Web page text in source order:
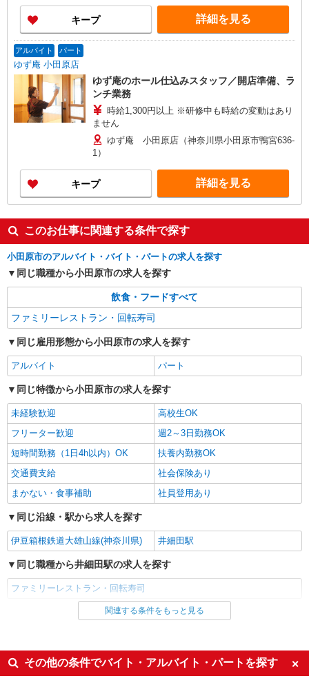
キープ 詳細を見る
アルバイト パート
ゆず庵 小田原店
ゆず庵のホール仕込みスタッフ／開店準備、ラ
ンチ業務
時給1,300円以上 ※研修中も時給の変動はあり
ません
ゆず庵 小田原店（神奈川県小田原市鴨宮636-
1）
キープ 詳細を見る
このお仕事に関連する条件で探す
小田原市のアルバイト・バイト・パートの求人を探す
同じ職種から小田原市の求人を探す
飲食・フードすべて
ファミリーレストラン・回転寿司
同じ雇用形態から小田原市の求人を探す
アルバイト パート
同じ特徴から小田原市の求人を探す
未経験歓迎
高校生OK
フリーター歓迎
週2～3日勤務OK
短時間勤務（1日4h以内）OK
扶養内勤務OK
交通費支給
社会保険あり
まかない・食事補助
社員登用あり
同じ沿線・駅から求人を探す
伊豆箱根鉄道大雄山線(神奈川県) 井細田駅
同じ職種から井細田駅の求人を探す
ファミリーレストラン・回転寿司
同じ雇用形態から井細田駅の求人を探す
同じ特徴から井細田駅の求人を探す
関連する条件をもっと見る
その他の条件でバイト・アルバイト・パートを探す